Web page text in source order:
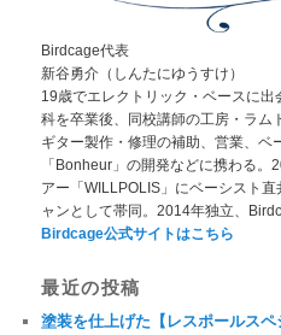
Birdcage代表
新谷勇介（しんたにゆうすけ）
19歳でエレクトリック・ベースに出
科を卒業後、同校講師の工房・ラム
ギター製作・修理の補助、営業、ベ
「Bonheur」の開発などに携わる
アー「WILLPOLIS」にベーシスト
ャンとして帯同。2014年独立、
Birdcage公式サイトはこちら
最近の投稿
塗装を仕上げた【レスポールスペ